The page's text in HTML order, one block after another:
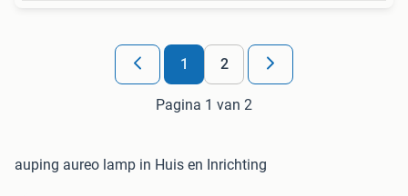
1 2
Pagina 1 van 2
auping aureo lamp in Huis en Inrichting